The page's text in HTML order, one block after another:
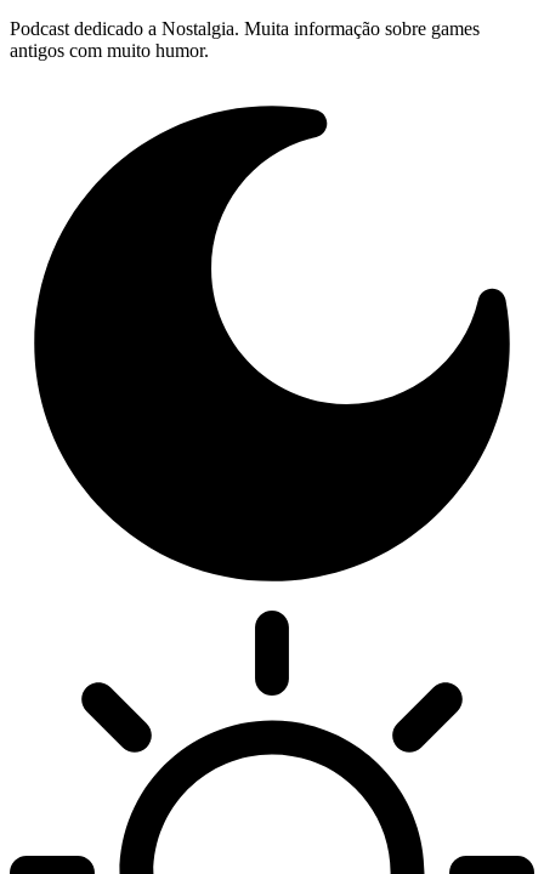
Podcast dedicado a Nostalgia. Muita informação sobre games
antigos com muito humor.